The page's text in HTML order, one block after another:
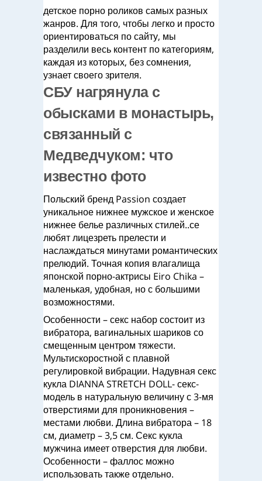
детское порно роликов самых разных
жанров. Для того, чтобы легко и просто
ориентироваться по сайту, мы
разделили весь контент по категориям,
каждая из которых, без сомнения,
узнает своего зрителя.
СБУ нагрянула с
обысками в монастырь,
связанный с
Медведчуком: что
известно фото
Польский бренд Passion создает
уникальное нижнее мужское и женское
нижнее белье различных стилей..се
любят лицезреть прелести и
наслаждаться минутами романтических
прелюдий. Точная копия влагалища
японской порно-актрисы Eiro Chika –
маленькая, удобная, но с большими
возможностями.
Особенности – секс набор состоит из
вибратора, вагинальных шариков со
смещенным центром тяжести.
Мультискоростной с плавной
регулировкой вибрации. Надувная секс
кукла DIANNA STRETCH DOLL- секс-
модель в натуральную величину с 3-мя
отверстиями для проникновения –
местами любви. Длина вибратора – 18
см, диаметр – 3,5 см. Секс кукла
мужчина имеет отверстия для любви.
Особенности – фаллос можно
использовать также отдельно.